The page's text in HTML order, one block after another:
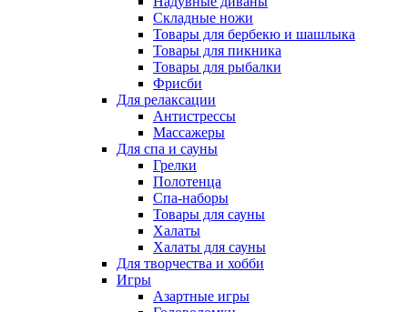
Складные ножи
Товары для бербекю и шашлыка
Товары для пикника
Товары для рыбалки
Фрисби
Для релаксации
Антистрессы
Массажеры
Для спа и сауны
Грелки
Полотенца
Спа-наборы
Товары для сауны
Халаты
Халаты для сауны
Для творчества и хобби
Игры
Азартные игры